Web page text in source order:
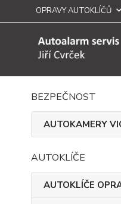
OPRAVY AUTOKLÍČŮ
BEZPEČNOST
AUTOKAMERY
AUTOKLÍČE
AUTOKLÍČE